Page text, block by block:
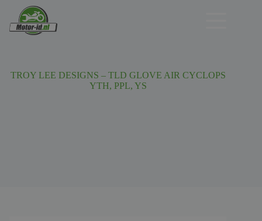
TROY LEE DESIGNS – TLD GLOVE AIR CYCLOPS
YTH, PPL, YS